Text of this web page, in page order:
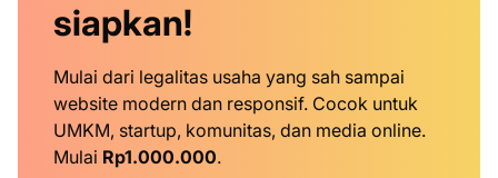
siapkan!
Mulai dari legalitas usaha yang sah sampai
website modern dan responsif. Cocok untuk
UMKM, startup, komunitas, dan media online.
Mulai Rp1.000.000.